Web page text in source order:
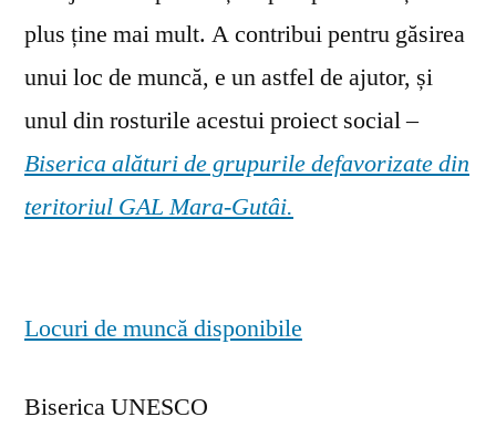
plus ține mai mult. A contribui pentru găsirea
unui loc de muncă, e un astfel de ajutor, și
unul din rosturile acestui proiect social –
Biserica alături de grupurile defavorizate din
teritoriul GAL Mara-Gutâi.
Locuri de muncă disponibile
Biserica UNESCO